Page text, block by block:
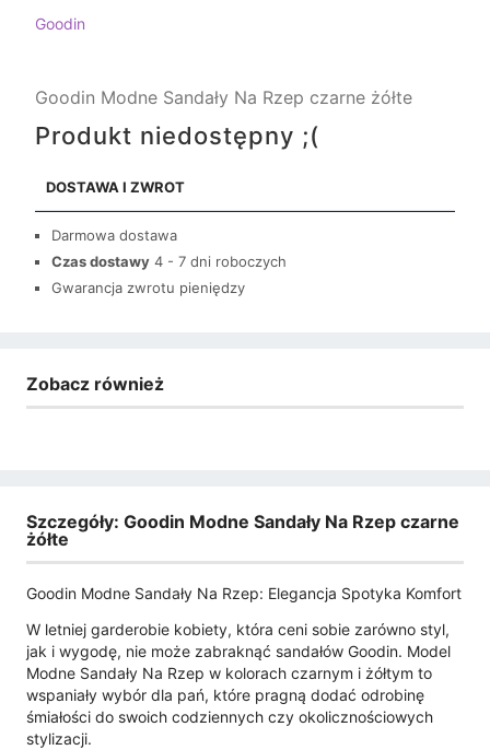
Goodin
Goodin Modne Sandały Na Rzep czarne żółte
Produkt niedostępny ;(
DOSTAWA I ZWROT
Darmowa dostawa
Czas dostawy 4 - 7 dni roboczych
Gwarancja zwrotu pieniędzy
Zobacz również
Szczegóły: Goodin Modne Sandały Na Rzep czarne
żółte
Goodin Modne Sandały Na Rzep: Elegancja Spotyka Komfort
W letniej garderobie kobiety, która ceni sobie zarówno styl,
jak i wygodę, nie może zabraknąć sandałów Goodin. Model
Modne Sandały Na Rzep w kolorach czarnym i żółtym to
wspaniały wybór dla pań, które pragną dodać odrobinę
śmiałości do swoich codziennych czy okolicznościowych
stylizacji.